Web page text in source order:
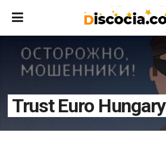
Trust Euro Hungary